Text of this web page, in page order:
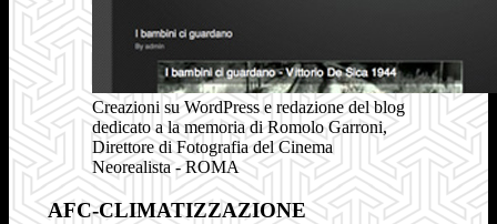
Creazioni su WordPress e redazione del blog
dedicato a la memoria di Romolo Garroni,
Direttore di Fotografia del Cinema
Neorealista - ROMA
AFC-CLIMATIZZAZIONE